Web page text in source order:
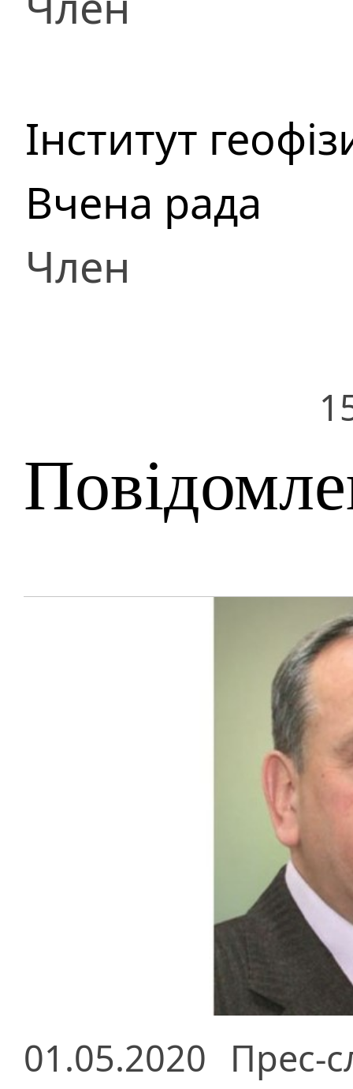
Інститут
Вчена рада
Член
01.05.2020 Прес-